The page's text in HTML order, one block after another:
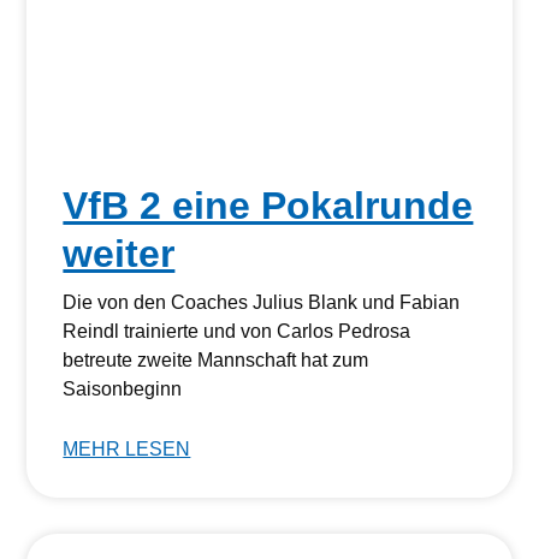
VfB 2 eine Pokalrunde
weiter
Die von den Coaches Julius Blank und Fabian
Reindl trainierte und von Carlos Pedrosa
betreute zweite Mannschaft hat zum
Saisonbeginn
MEHR LESEN